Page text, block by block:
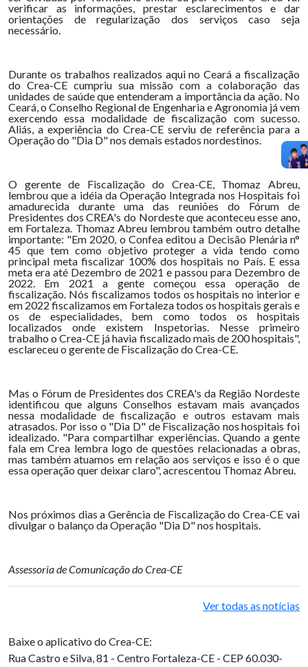
verificar as informações, prestar esclarecimentos e dar
orientações de regularização dos serviços caso seja
necessário.
Durante os trabalhos realizados aqui no Ceará a fiscalização
do Crea-CE cumpriu sua missão com a colaboração das
unidades de saúde que entenderam a importância da ação. No
Ceará, o Conselho Regional de Engenharia e Agronomia já vem
exercendo essa modalidade de fiscalização com sucesso.
Aliás, a experiência do Crea-CE serviu de referência para a
Operação do "Dia D" nos demais estados nordestinos.
O gerente de Fiscalização do Crea-CE, Thomaz Abreu,
lembrou que a idéia da Operação Integrada nos Hospitais foi
amadurecida durante uma das reuniões do Fórum de
Presidentes dos CREA's do Nordeste que aconteceu esse ano,
em Fortaleza. Thomaz Abreu lembrou também outro detalhe
importante: "Em 2020, o Confea editou a Decisão Plenária n°
45 que tem como objetivo proteger a vida tendo como
principal meta fiscalizar 100% dos hospitais no País. E essa
meta era até Dezembro de 2021 e passou para Dezembro de
2022. Em 2021 a gente começou essa operação de
fiscalização. Nós fiscalizamos todos os hospitais no interior e
em 2022 fiscalizamos em Fortaleza todos os hospitais gerais e
os de especialidades, bem como todos os hospitais
localizados onde existem Inspetorias. Nesse primeiro
trabalho o Crea-CE já havia fiscalizado mais de 200 hospitais",
esclareceu o gerente de Fiscalização do Crea-CE.
Mas o Fórum de Presidentes dos CREA's da Região Nordeste
identificou que alguns Conselhos estavam mais avançados
nessa modalidade de fiscalização e outros estavam mais
atrasados. Por isso o "Dia D" de Fiscalização nos hospitais foi
idealizado. "Para compartilhar experiências. Quando a gente
fala em Crea lembra logo de questões relacionadas a obras,
mas também atuamos em relação aos serviços e isso é o que
essa operação quer deixar claro", acrescentou Thomaz Abreu.
Nos próximos dias a Gerência de Fiscalização do Crea-CE vai
divulgar o balanço da Operação "Dia D" nos hospitais.
Assessoria de Comunicação do Crea-CE
Ver todas as notícias
Baixe o aplicativo do Crea-CE:
Rua Castro e Silva, 81 - Centro Fortaleza-CE - CEP 60.030-